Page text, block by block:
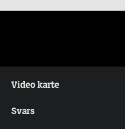
Video karte
Svars